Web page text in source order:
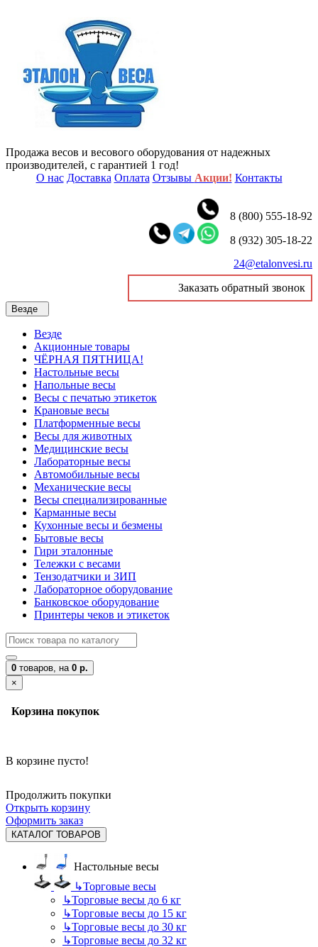
Продажа весов и весового оборудования от надежных
производителей, с гарантией 1 год!
О нас Доставка Оплата Отзывы Акции! Контакты
8 (800) 555-18-92
8 (932) 305-18-22
24@etalonvesi.ru
Заказать обратный звонок
Везде
Везде
Акционные товары
ЧЁРНАЯ ПЯТНИЦА!
Настольные весы
Напольные весы
Весы с печатью этикеток
Крановые весы
Платформенные весы
Весы для животных
Медицинские весы
Лабораторные весы
Автомобильные весы
Механические весы
Весы специализированные
Карманные весы
Кухонные весы и безмены
Бытовые весы
Гири эталонные
Тележки с весами
Тензодатчики и ЗИП
Лабораторное оборудование
Банковское оборудование
Принтеры чеков и этикеток
0 товаров, на 0 р.
×
Корзина покупок
В корзине пусто!
Продолжить покупки
Открыть корзину
Оформить заказ
КАТАЛОГ ТОВАРОВ
Настольные весы
↳Торговые весы
↳Торговые весы до 6 кг
↳Торговые весы до 15 кг
↳Торговые весы до 30 кг
↳Торговые весы до 32 кг